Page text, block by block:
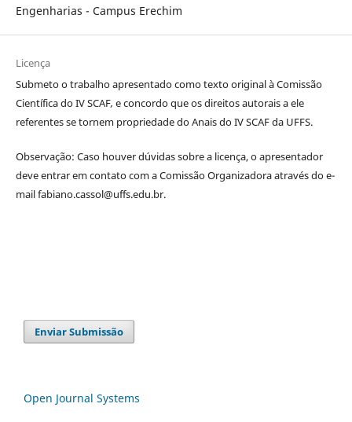
Engenharias - Campus Erechim
Licença
Submeto o trabalho apresentado como texto original à Comissão
Científica do IV SCAF, e concordo que os direitos autorais a ele
referentes se tornem propriedade do Anais do IV SCAF da UFFS.
Observação: Caso houver dúvidas sobre a licença, o apresentador
deve entrar em contato com a Comissão Organizadora através do e-
mail fabiano.cassol@uffs.edu.br.
Enviar Submissão
Open Journal Systems